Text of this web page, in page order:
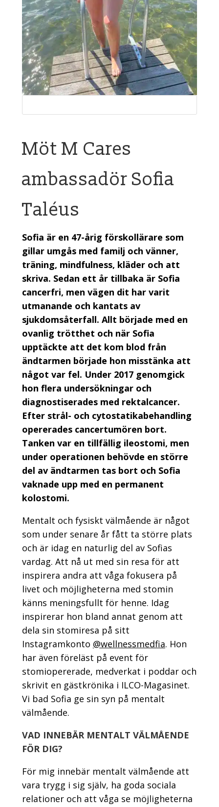
Möt M Cares
ambassadör Sofia
Taléus
Sofia är en 47-årig förskollärare som
gillar umgås med familj och vänner,
träning, mindfulness, kläder och att
skriva. Sedan ett år tillbaka är Sofia
cancerfri, men vägen dit har varit
utmanande och kantats av
sjukdomsåterfall. Allt började med en
ovanlig trötthet och när Sofia
upptäckte att det kom blod från
ändtarmen började hon misstänka att
något var fel. Under 2017 genomgick
hon flera undersökningar och
diagnostiserades med rektalcancer.
Efter strål- och cytostatikabehandling
opererades cancertumören bort.
Tanken var en tillfällig ileostomi, men
under operationen behövde en större
del av ändtarmen tas bort och Sofia
vaknade upp med en permanent
kolostomi.
Mentalt och fysiskt välmående är något
som under senare år fått ta större plats
och är idag en naturlig del av Sofias
vardag. Att nå ut med sin resa för att
inspirera andra att våga fokusera på
livet och möjligheterna med stomin
känns meningsfullt för henne. Idag
inspirerar hon bland annat genom att
dela sin stomiresa på sitt
Instagramkonto @wellnessmedfia. Hon
har även föreläst på event för
stomiopererade, medverkat i poddar och
skrivit en gästkrönika i ILCO-Magasinet.
Vi bad Sofia ge sin syn på mentalt
välmående.
VAD INNEBÄR MENTALT VÄLMÅENDE
FÖR DIG?
För mig innebär mentalt välmående att
vara trygg i sig själv, ha goda sociala
relationer och att våga se möjligheterna